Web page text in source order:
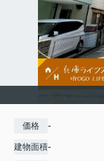
価格 -
建物面積-